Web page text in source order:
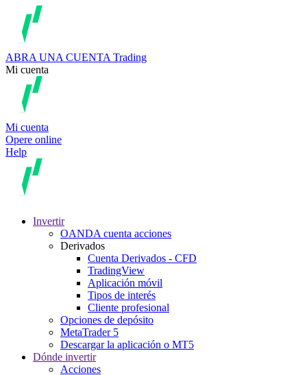
ABRA UNA CUENTA Trading
Mi cuenta
Mi cuenta
Opere online
Help
Invertir
OANDA cuenta acciones
Derivados
Cuenta Derivados - CFD
TradingView
Aplicación móvil
Tipos de interés
Cliente profesional
Opciones de depósito
MetaTrader 5
Descargar la aplicación o MT5
Dónde invertir
Acciones